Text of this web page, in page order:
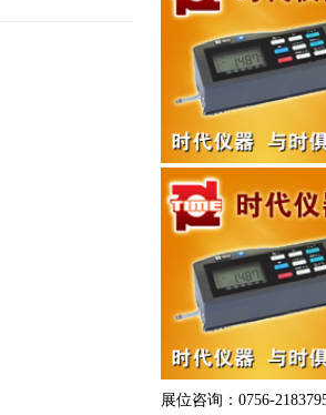
展位咨询：0756-